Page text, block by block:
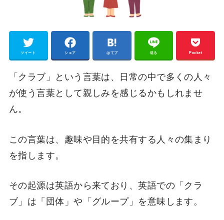
ツイート シェア はてブ 送る Pocket
「クラブ」という言葉は、日常の中で多くの人々
が使う言葉として親しみを感じるかもしれませ
ん。
この言葉は、趣味や目的を共有する人々の集まり
を指します。
その起源は英語から来ており、英語での「クラ
ブ」は「団体」や「グループ」を意味します。